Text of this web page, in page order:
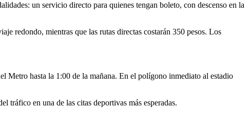
un servicio directo para quienes tengan boleto, con descenso en la
redondo, mientras que las rutas directas costarán 350 pesos. Los
Metro hasta la 1:00 de la mañana. En el polígono inmediato al estadio
tráfico en una de las citas deportivas más esperadas.